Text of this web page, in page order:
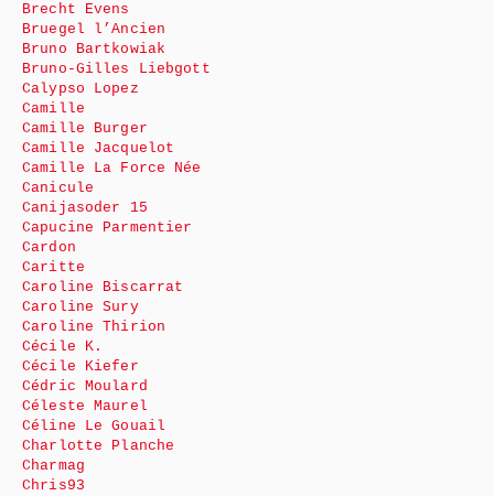
Brecht Evens
Bruegel l’Ancien
Bruno Bartkowiak
Bruno-Gilles Liebgott
Calypso Lopez
Camille
Camille Burger
Camille Jacquelot
Camille La Force Née
Canicule
Canijasoder 15
Capucine Parmentier
Cardon
Caritte
Caroline Biscarrat
Caroline Sury
Caroline Thirion
Cécile K.
Cécile Kiefer
Cédric Moulard
Céleste Maurel
Céline Le Gouail
Charlotte Planche
Charmag
Chris93